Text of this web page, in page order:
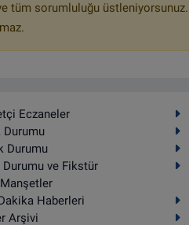
tüm sorumluluğu üstleniyorsunuz.
Eczaneler
Durumu
Durumu
Durumu ve Fikstür
Haberleri
Arşivi